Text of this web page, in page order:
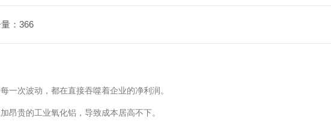
：366
一次波动，都在直接吞噬着企业的净利润。
昂贵的工业氧化铝，导致成本居高不下。